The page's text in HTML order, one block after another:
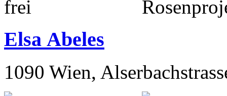
Elsa Abeles
1090 Wien,